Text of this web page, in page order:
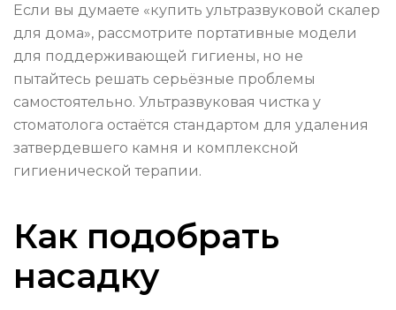
Если вы думаете «купить ультразвуковой скалер
для дома», рассмотрите портативные модели
для поддерживающей гигиены, но не
пытайтесь решать серьёзные проблемы
самостоятельно. Ультразвуковая чистка у
стоматолога остаётся стандартом для удаления
затвердевшего камня и комплексной
гигиенической терапии.
Как подобрать
насадку